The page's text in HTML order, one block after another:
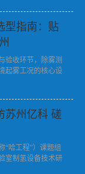
型指南：贴
验收环节，除雾测
起雾工况的核心设
苏州亿科 磋
“哈工程”）课题组
室制氢设备技术研